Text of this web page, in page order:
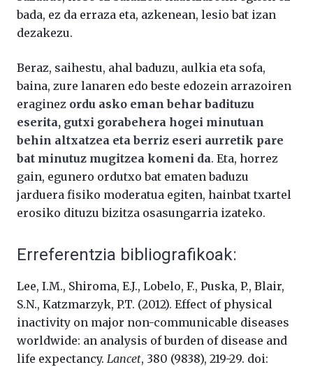
bada, ez da erraza eta, azkenean, lesio bat izan
dezakezu.
Beraz, saihestu, ahal baduzu, aulkia eta sofa,
baina, zure lanaren edo beste edozein arrazoiren
eraginez ordu asko eman behar badituzu
eserita, gutxi gorabehera hogei minutuan
behin altxatzea eta berriz eseri aurretik pare
bat minutuz mugitzea komeni da. Eta, horrez
gain, egunero ordutxo bat ematen baduzu
jarduera fisiko moderatua egiten, hainbat txartel
erosiko dituzu bizitza osasungarria izateko.
Erreferentzia bibliografikoak:
Lee, I.M., Shiroma, E.J., Lobelo, F., Puska, P., Blair,
S.N., Katzmarzyk, P.T. (2012). Effect of physical
inactivity on major non-communicable diseases
worldwide: an analysis of burden of disease and
life expectancy. Lancet, 380 (9838), 219-29. doi: